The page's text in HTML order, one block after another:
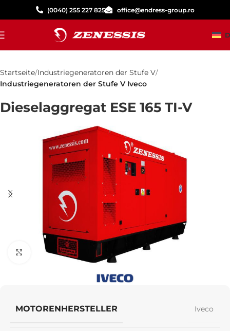
(0040) 255 227 825 office@endress-group.ro
Startseite Industriegeneratoren der Stufe V
Industriegeneratoren der Stufe V Iveco
Dieselaggregat ESE 165 TI-V
Klick zum Vergrößern
MOTORENHERSTELLER Iveco